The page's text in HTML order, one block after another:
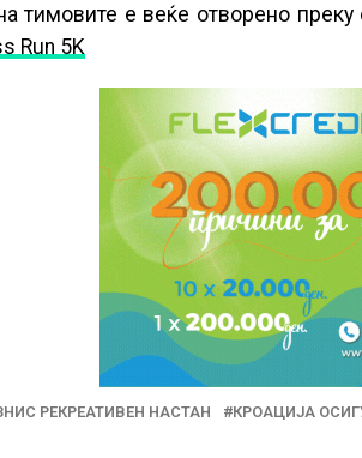
тимовите е веќе отворено преку
Run 5K
РЕКРЕАТИВЕН НАСТАН КРОАЦИЈА